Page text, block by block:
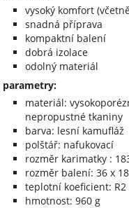
vysoký komfort
snadná příprava
kompaktní balení
dobrá izolace
odolný materiál
parametry:
materiál:
nepropustné tkaniny
barva: lesní kamufláž
polštář: nafukovací
rozměr karimatky :
rozměr balení: 36 x
teplotní koeficient: R2
hmotnost: 960 g